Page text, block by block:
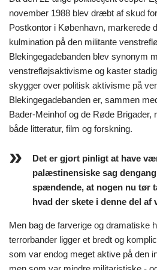
november 1988 blev dræbt af skud
Postkontor i København, markerede
kulmination på den militante
Blekingegadebanden blev synonym
venstrefløjsaktivisme og kaster
skygger over politisk aktivisme på
Blekingegadebanden er, sammen
Bader-Meinhof og de Røde Brigader,
både litteratur, film og forskning.
Det er gjort pinligt at have
palæstinensiske sag
spændende, at nogen nu tør
hvad der skete i denne del af
Men bag de farverige og dramatiske
terrorbander ligger et bredt og
som var endog meget aktive på den